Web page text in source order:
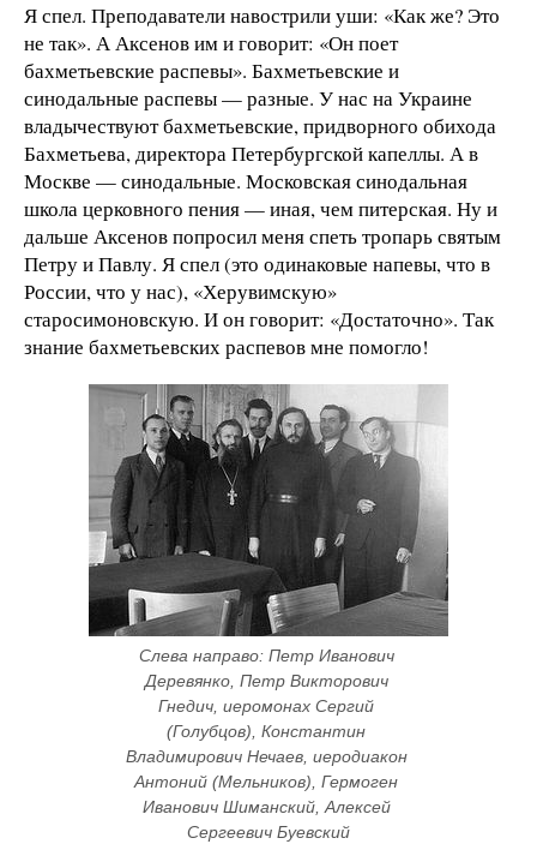
Я спел. Преподаватели навострили уши: «Как же? Это
не так». А Аксенов им и говорит: «Он поет
бахметьевские распевы». Бахметьевские и
синодальные распевы — разные. У нас на Украине
владычествуют бахметьевские, придворного обихода
Бахметьева, директора Петербургской капеллы. А в
Москве — синодальные. Московская синодальная
школа церковного пения — иная, чем питерская. Ну и
дальше Аксенов попросил меня спеть тропарь святым
Петру и Павлу. Я спел (это одинаковые напевы, что в
России, что у нас), «Херувимскую»
старосимоновскую. И он говорит: «Достаточно». Так
знание бахметьевских распевов мне помогло!
Слева направо: Петр Иванович
Деревянко, Петр Викторович
Гнедич, иеромонах Сергий
(Голубцов), Константин
Владимирович Нечаев, иеродиакон
Антоний (Мельников), Гермоген
Иванович Шиманский, Алексей
Сергеевич Буевский